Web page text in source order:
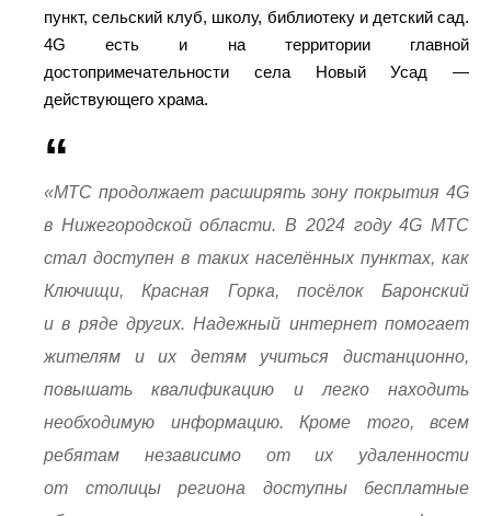
пункт, сельский клуб, школу, библиотеку и детский сад.
4G есть и на территории главной
достопримечательности села Новый Усад —
действующего храма.
«МТС продолжает расширять зону покрытия 4G
в Нижегородской области. В 2024 году 4G МТС
стал доступен в таких населённых пунктах, как
Ключищи, Красная Горка, посёлок Баронский
и в ряде других. Надежный интернет помогает
жителям и их детям учиться дистанционно,
повышать квалификацию и легко находить
необходимую информацию. Кроме того, всем
ребятам независимо от их удаленности
от столицы региона доступны бесплатные